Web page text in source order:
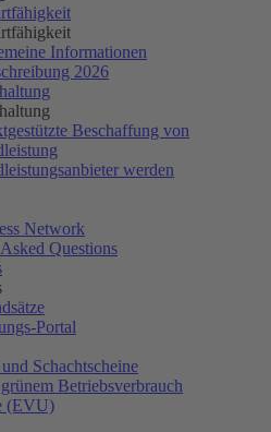
Informationen
2026
Beschaffung von
werden
Network
Questions
Portal
Schachtscheine
Betriebsverbrauch
(EVU)